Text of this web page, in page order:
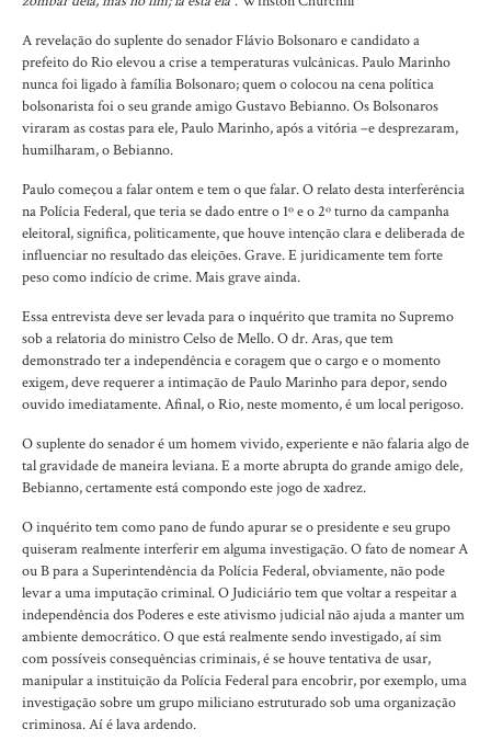
A revelação do suplente do senador Flávio Bolsonaro e candidato a
prefeito do Rio elevou a crise a temperaturas vulcânicas. Paulo Marinho
nunca foi ligado à família Bolsonaro; quem o colocou na cena política
bolsonarista foi o seu grande amigo Gustavo Bebianno. Os Bolsonaros
viraram as costas para ele, Paulo Marinho, após a vitória –e desprezaram,
humilharam, o Bebianno.
Paulo começou a falar ontem e tem o que falar. O relato desta interferência
na Polícia Federal, que teria se dado entre o 1º e o 2º turno da campanha
eleitoral, significa, politicamente, que houve intenção clara e deliberada de
influenciar no resultado das eleições. Grave. E juridicamente tem forte
peso como indício de crime. Mais grave ainda.
Essa entrevista deve ser levada para o inquérito que tramita no Supremo
sob a relatoria do ministro Celso de Mello. O dr. Aras, que tem
demonstrado ter a independência e coragem que o cargo e o momento
exigem, deve requerer a intimação de Paulo Marinho para depor, sendo
ouvido imediatamente. Afinal, o Rio, neste momento, é um local perigoso.
O suplente do senador é um homem vivido, experiente e não falaria algo de
tal gravidade de maneira leviana. E a morte abrupta do grande amigo dele,
Bebianno, certamente está compondo este jogo de xadrez.
O inquérito tem como pano de fundo apurar se o presidente e seu grupo
quiseram realmente interferir em alguma investigação. O fato de nomear A
ou B para a Superintendência da Polícia Federal, obviamente, não pode
levar a uma imputação criminal. O Judiciário tem que voltar a respeitar a
independência dos Poderes e este ativismo judicial não ajuda a manter um
ambiente democrático. O que está realmente sendo investigado, aí sim
com possíveis consequências criminais, é se houve tentativa de usar,
manipular a instituição da Polícia Federal para encobrir, por exemplo, uma
investigação sobre um grupo miliciano estruturado sob uma organização
criminosa. Aí é lava ardendo.